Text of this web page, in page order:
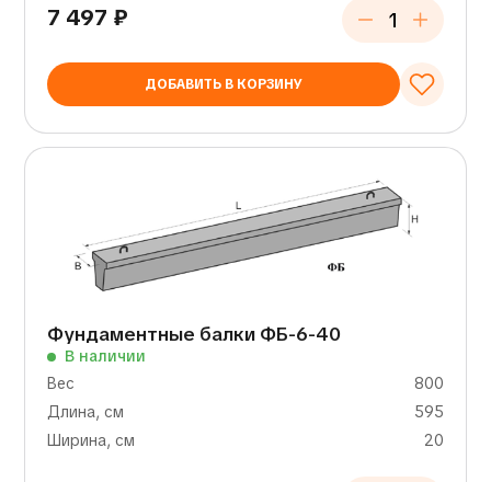
7 497 ₽
ДОБАВИТЬ В КОРЗИНУ
Фундаментные балки ФБ-6-40
В наличии
Вес
800
Длина, см
595
Ширина, см
20